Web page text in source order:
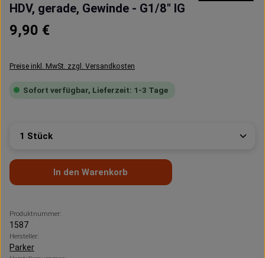
HDV, gerade, Gewinde - G1/8" IG
Regulärer Preis:
9,90 €
Preise inkl. MwSt. zzgl. Versandkosten
Sofort verfügbar, Lieferzeit: 1-3 Tage
Produkt Anzahl: Gib den gewünschten Wert ein
In den Warenkorb
Produktnummer:
1587
Hersteller:
Parker